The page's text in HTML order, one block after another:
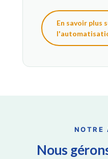
En savoir plus
NOTRE
Nous